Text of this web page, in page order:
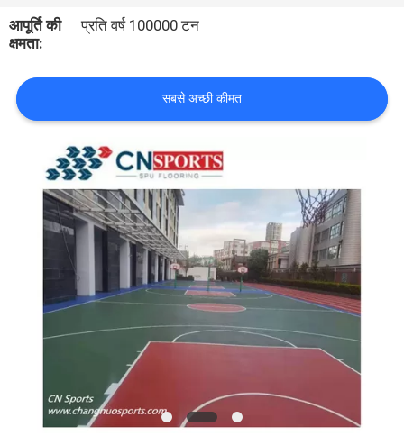
अनुरोध
करें
साइटमैप
PRIVACY
POLICY
आपूर्ति की
क्षमता:
प्रति वर्ष 100000 टन
सबसे अच्छी कीमत